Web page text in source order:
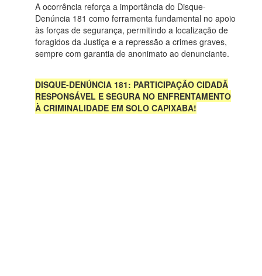
A ocorrência reforça a importância do Disque-
Denúncia 181 como ferramenta fundamental no apoio
às forças de segurança, permitindo a localização de
foragidos da Justiça e a repressão a crimes graves,
sempre com garantia de anonimato ao denunciante.
DISQUE-DENÚNCIA 181: PARTICIPAÇÃO CIDADÃ
RESPONSÁVEL E SEGURA NO ENFRENTAMENTO
À CRIMINALIDADE EM SOLO CAPIXABA!